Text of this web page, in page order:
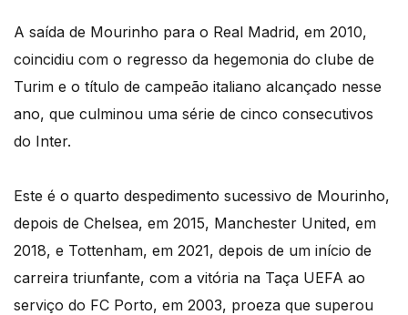
A saída de Mourinho para o Real Madrid, em 2010,
coincidiu com o regresso da hegemonia do clube de
Turim e o título de campeão italiano alcançado nesse
ano, que culminou uma série de cinco consecutivos
do Inter.
Este é o quarto despedimento sucessivo de Mourinho,
depois de Chelsea, em 2015, Manchester United, em
2018, e Tottenham, em 2021, depois de um início de
carreira triunfante, com a vitória na Taça UEFA ao
serviço do FC Porto, em 2003, proeza que superou